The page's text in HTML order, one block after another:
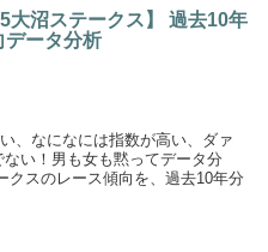
大沼ステークス】 過去10年
データ分析
、なになには指数が高い、ダァ
い！男も女も黙ってデータ分
クスのレース傾向を、過去10年分